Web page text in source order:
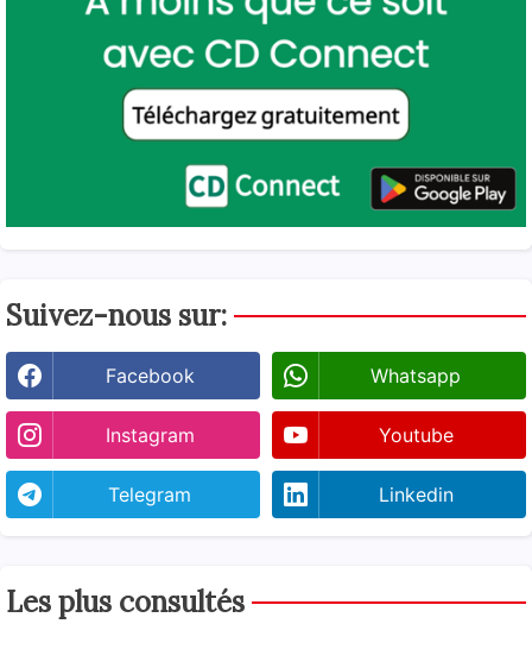
Suivez-nous sur:
Facebook Whatsapp
Instagram Youtube
Telegram Linkedin
Les plus consultés